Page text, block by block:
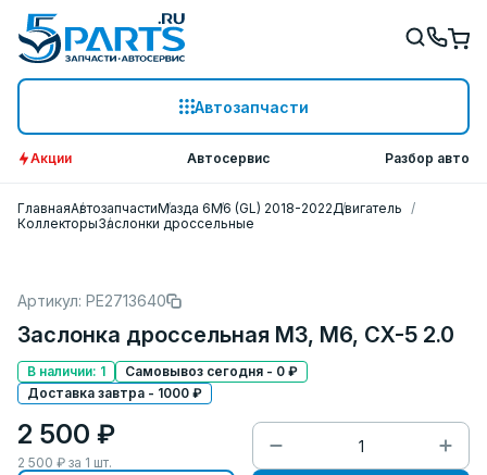
Автозапчасти
Акции Автосервис Разбор авто
ГлавнаяАвтозапчастиМазда 6M6 (GL) 2018-2022Двигатель
КоллекторыЗаслонки дроссельные
Артикул: PE2713640
Заслонка дросcельная M3, M6, CX-5 2.0
В наличии: 1
Самовывоз сегодня - 0 ₽
Доставка завтра - 1000 ₽
2 500 ₽
2 500 ₽ за 1 шт.